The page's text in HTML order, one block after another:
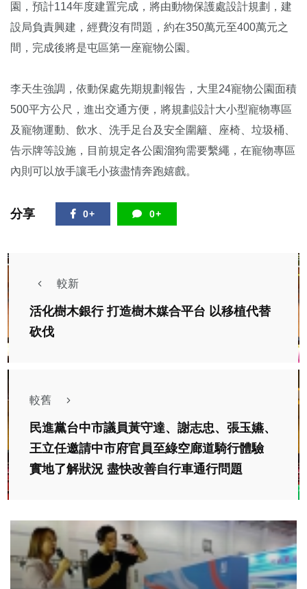
園，預計114年度建置完成，將由動物保護處設計規劃，建
設局負責興建，經費沒有問題，約在350萬元至400萬元之
間，完成後將是屯區第一座寵物公園。
李天生強調，依動保處先期規劃報告，大里24寵物公園面積
500平方公尺，進出交通方便，將規劃設計大小型寵物專區
及寵物運動、飲水、洗手足台及安全圍籬、座椅、垃圾桶、
告示牌等設施，目前規定各公園溜狗需要繫繩，在寵物專區
內則可以放手讓毛小孩盡情奔跑嬉戲。
分享 0+ 0+
較新
活化樹木銀行 打造樹木媒合平台 以移植代替
砍伐
較舊
民進黨台中市議員黃守達、謝志忠、張玉嬿、
王立任邀請中市府官員至綠空廊道騎行體驗
實地了解狀況 盡快改善自行車通行問題